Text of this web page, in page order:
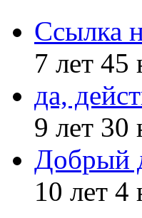
Ссылка
7 лет 45
да,
9 лет 30
Добрый
10 лет 4